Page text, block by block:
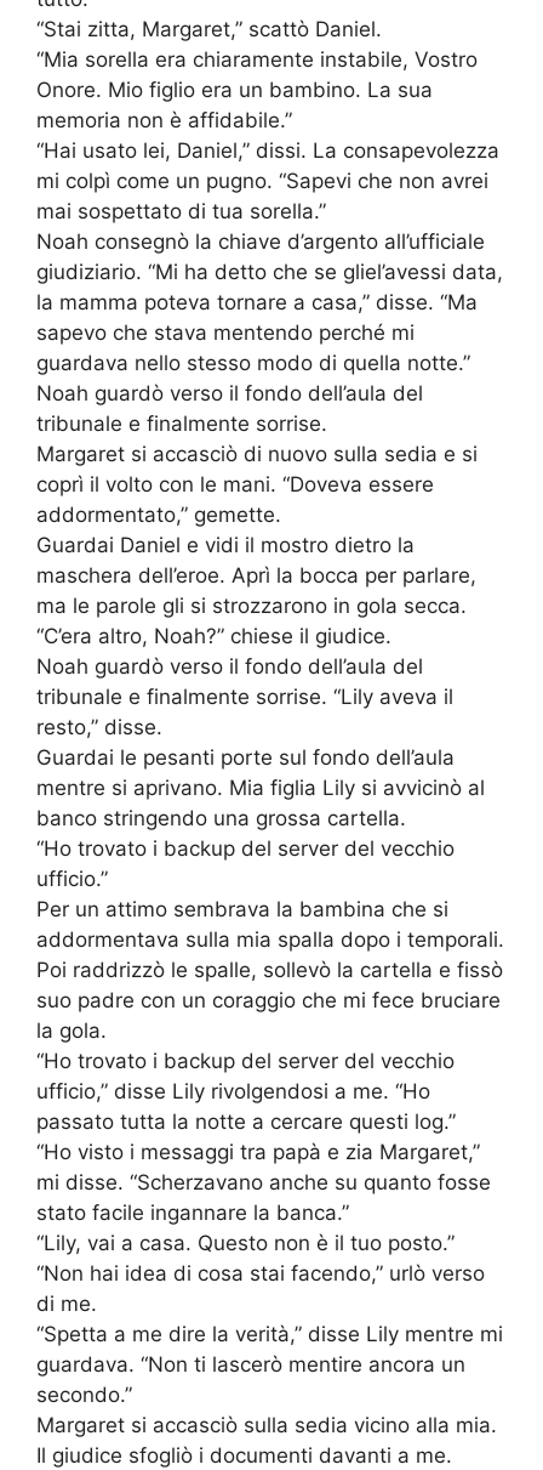
“Stai zitta, Margaret,” scattò Daniel.
“Mia sorella era chiaramente instabile, Vostro
Onore. Mio figlio era un bambino. La sua
memoria non è affidabile.”
“Hai usato lei, Daniel,” dissi. La consapevolezza
mi colpì come un pugno. “Sapevi che non avrei
mai sospettato di tua sorella.”
Noah consegnò la chiave d’argento all’ufficiale
giudiziario. “Mi ha detto che se gliel’avessi data,
la mamma poteva tornare a casa,” disse. “Ma
sapevo che stava mentendo perché mi
guardava nello stesso modo di quella notte.”
Noah guardò verso il fondo dell’aula del
tribunale e finalmente sorrise.
Margaret si accasciò di nuovo sulla sedia e si
coprì il volto con le mani. “Doveva essere
addormentato,” gemette.
Guardai Daniel e vidi il mostro dietro la
maschera dell’eroe. Aprì la bocca per parlare,
ma le parole gli si strozzarono in gola secca.
“C’era altro, Noah?” chiese il giudice.
Noah guardò verso il fondo dell’aula del
tribunale e finalmente sorrise. “Lily aveva il
resto,” disse.
Guardai le pesanti porte sul fondo dell’aula
mentre si aprivano. Mia figlia Lily si avvicinò al
banco stringendo una grossa cartella.
“Ho trovato i backup del server del vecchio
ufficio.”
Per un attimo sembrava la bambina che si
addormentava sulla mia spalla dopo i temporali.
Poi raddrizzò le spalle, sollevò la cartella e fissò
suo padre con un coraggio che mi fece bruciare
la gola.
“Ho trovato i backup del server del vecchio
ufficio,” disse Lily rivolgendosi a me. “Ho
passato tutta la notte a cercare questi log.”
“Ho visto i messaggi tra papà e zia Margaret,”
mi disse. “Scherzavano anche su quanto fosse
stato facile ingannare la banca.”
“Lily, vai a casa. Questo non è il tuo posto.”
“Non hai idea di cosa stai facendo,” urlò verso
di me.
“Spetta a me dire la verità,” disse Lily mentre mi
guardava. “Non ti lascerò mentire ancora un
secondo.”
Margaret si accasciò sulla sedia vicino alla mia.
Il giudice sfogliò i documenti davanti a me.